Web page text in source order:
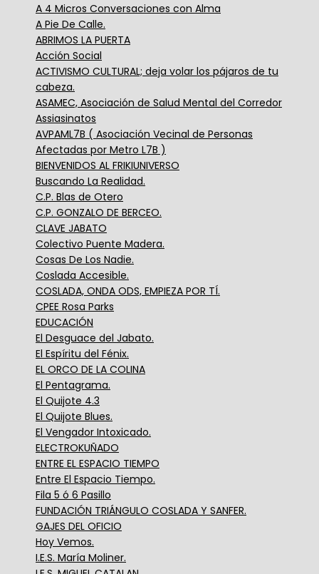
A 4 Micros Conversaciones con Alma
A Pie De Calle.
ABRIMOS LA PUERTA
Acción Social
ACTIVISMO CULTURAL; deja volar los pájaros de tu
cabeza.
ASAMEC, Asociación de Salud Mental del Corredor
Assiasinatos
AVPAML7B ( Asociación Vecinal de Personas
Afectadas por Metro L7B )
BIENVENIDOS AL FRIKIUNIVERSO
Buscando La Realidad.
C.P. Blas de Otero
C.P. GONZALO DE BERCEO.
CLAVE JABATO
Colectivo Puente Madera.
Cosas De Los Nadie.
Coslada Accesible.
COSLADA, ONDA ODS, EMPIEZA POR TÍ.
CPEE Rosa Parks
EDUCACIÓN
El Desguace del Jabato.
El Espíritu del Fénix.
EL ORCO DE LA COLINA
El Pentagrama.
El Quijote 4.3
El Quijote Blues.
El Vengador Intoxicado.
ELECTROKUÑADO
ENTRE EL ESPACIO TIEMPO
Entre El Espacio Tiempo.
Fila 5 ó 6 Pasillo
FUNDACIÓN TRIÁNGULO COSLADA Y SANFER.
GAJES DEL OFICIO
Hoy Vemos.
I.E.S. María Moliner.